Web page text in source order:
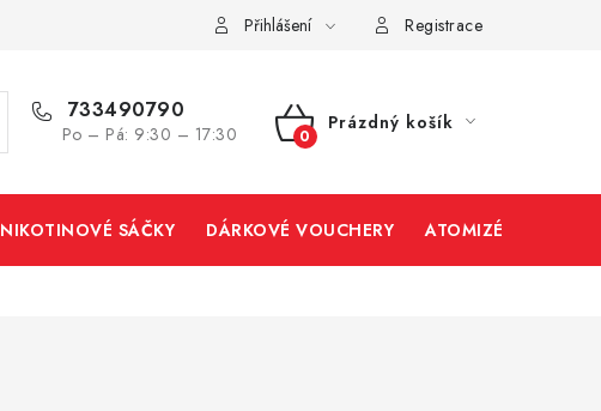
Přihlášení Registrace
733490790
Po – Pá: 9:30 – 17:30
NÁKUPNÍ
Prázdný košík
NIKOTINOVÉ SÁČKY DÁRKOVÉ VOUCHERY ATOMIZÉRY A